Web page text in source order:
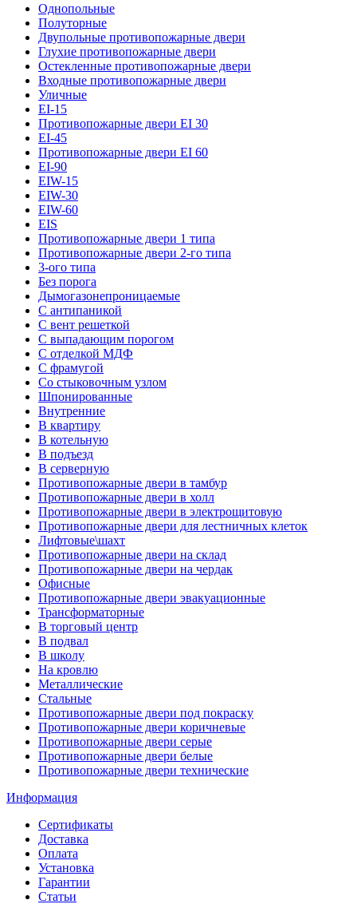
Однопольные
Полуторные
Двупольные противопожарные двери
Глухие противопожарные двери
Остекленные противопожарные двери
Входные противопожарные двери
Уличные
EI-15
Противопожарные двери EI 30
EI-45
Противопожарные двери EI 60
EI-90
EIW-15
EIW-30
EIW-60
EIS
Противопожарные двери 1 типа
Противопожарные двери 2-го типа
3-ого типа
Без порога
Дымогазонепроницаемые
С антипаникой
С вент решеткой
С выпадающим порогом
С отделкой МДФ
С фрамугой
Со стыковочным узлом
Шпонированные
Внутренние
В квартиру
В котельную
В подъезд
В серверную
Противопожарные двери в тамбур
Противопожарные двери в холл
Противопожарные двери в электрощитовую
Противопожарные двери для лестничных клеток
Лифтовые\шахт
Противопожарные двери на склад
Противопожарные двери на чердак
Офисные
Противопожарные двери эвакуационные
Трансформаторные
В торговый центр
В подвал
В школу
На кровлю
Металлические
Стальные
Противопожарные двери под покраску
Противопожарные двери коричневые
Противопожарные двери серые
Противопожарные двери белые
Противопожарные двери технические
Информация
Сертификаты
Доставка
Оплата
Установка
Гарантии
Статьи